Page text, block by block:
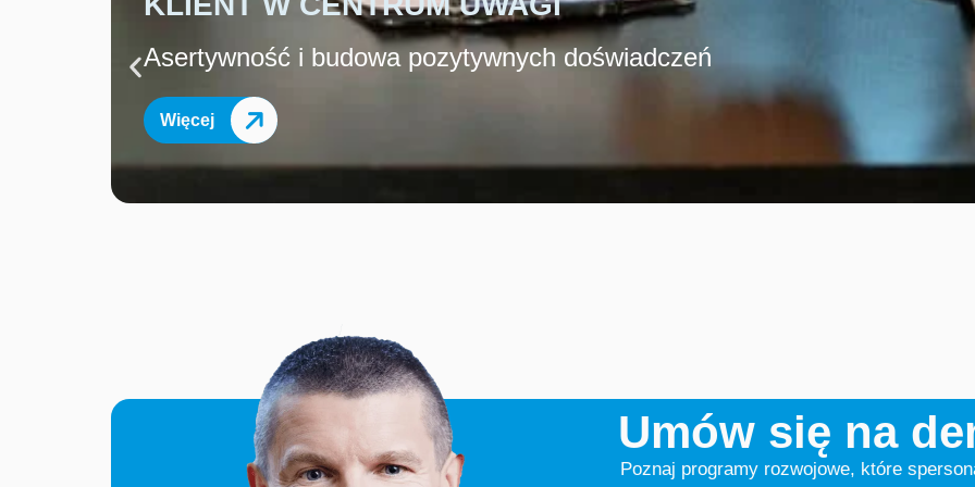
Asertywność i budowa pozytywnych doświadczeń
Więcej
Umów się na
Poznaj programy rozwojowe, które